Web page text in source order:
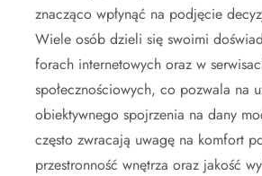
znacząco wpłynąć na podjęcie
Wiele osób dzieli się swoimi
forach internetowych oraz w
społecznościowych, co pozwala na
obiektywnego spojrzenia na dany
często zwracają uwagę na komfort
przestronność wnętrza oraz jakość